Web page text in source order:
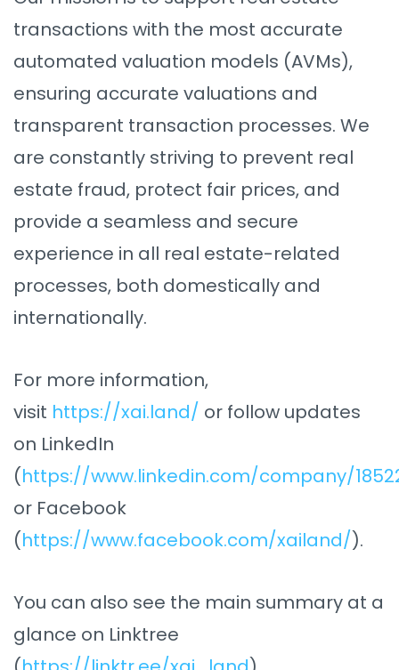
transactions with the most accurate
automated valuation models (AVMs),
ensuring accurate valuations and
transparent transaction processes. We
are constantly striving to prevent real
estate fraud, protect fair prices, and
provide a seamless and secure
experience in all real estate-related
processes, both domestically and
internationally.
For more information,
visit https://xai.land/ or follow updates
on LinkedIn
(https://www.linkedin.com/company/
or Facebook
(https://www.facebook.com/xailand/).
You can also see the main summary at a
glance on Linktree